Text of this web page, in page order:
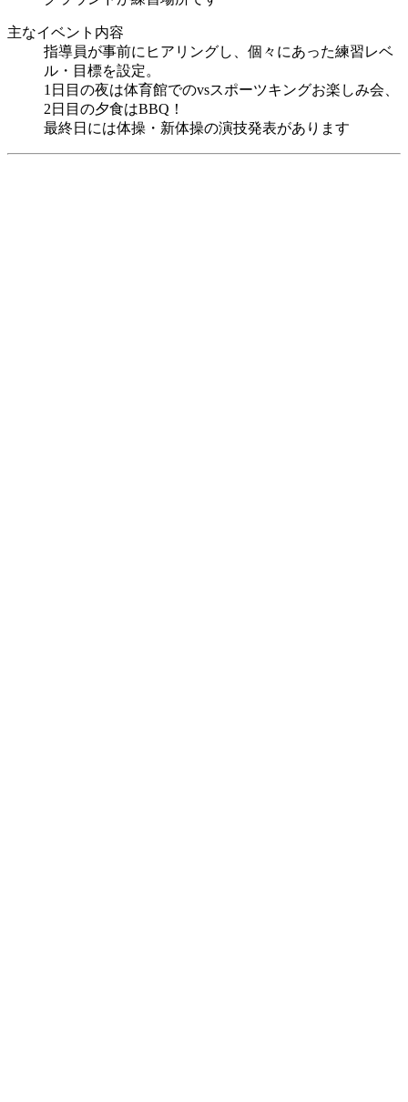
主なイベント内容
指導員が事前にヒアリングし、個々にあった練習レベ
ル・目標を設定。
1日目の夜は体育館でのvsスポーツキングお楽しみ会、
2日目の夕食はBBQ！
最終日には体操・新体操の演技発表があります